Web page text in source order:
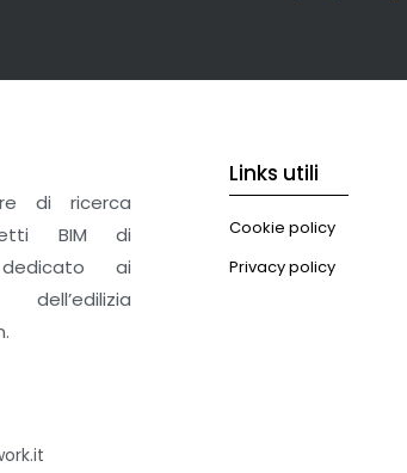
di ricerca
BIM di
dedicato ai
Links utili
Cookie policy
Privacy policy